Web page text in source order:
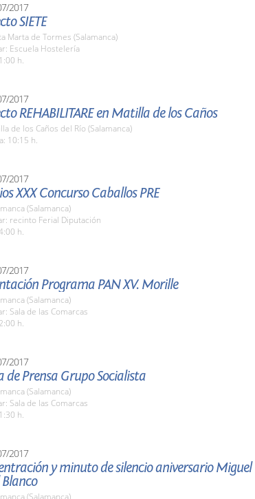
2017
SIETE
Marta de Tormes (Salamanca)
Escuela Hostelería
h.
2017
REHABILITARE en Matilla de los Caños
de los Caños del Río (Salamanca)
10:15 h.
2017
XXX Concurso Caballos PRE
(Salamanca)
recinto Ferial Diputación
h.
2017
Programa PAN XV. Morille
(Salamanca)
Sala de las Comarcas
h.
2017
de Prensa Grupo Socialista
(Salamanca)
Sala de las Comarcas
h.
2017
y minuto de silencio aniversario Miguel
(Salamanca)